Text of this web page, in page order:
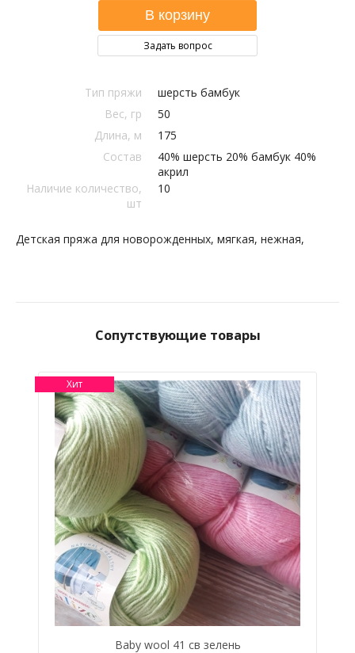
Задать вопрос
Тип пряжи
шерсть бамбук
Вес, гр
50
Длина, м
175
Состав
40% шерсть 20% бамбук 40%
акрил
Наличие количество,
шт
10
Детская пряжа для новорожденных, мягкая, нежная,
Сопутствующие товары
Хит
Baby wool 41 св зелень